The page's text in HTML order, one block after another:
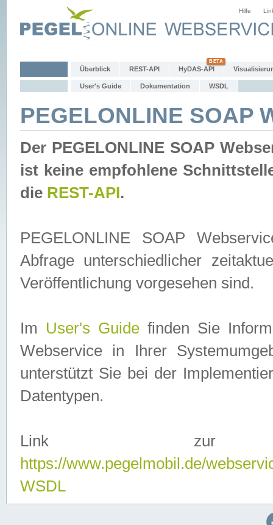
Hilfe
Überblick REST-API HyDAS-API
User's Guide Dokumentation WSDL
PEGELONLINE SOAP
Der PEGELONLINE SOAP
ist keine empfohlene
die REST-API.
PEGELONLINE SOAP
Abfrage unterschiedlicher
Veröffentlichung vorgesehen sind.
Im User's Guidefinden Sie
Webservice in Ihrer
unterstützt Sie bei der
Datentypen.
Link zur
https://www.pegelmobil.de/
WSDL